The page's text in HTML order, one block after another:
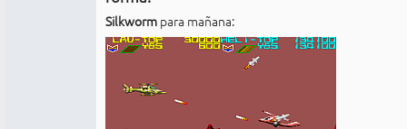
Silkworm para mañana: